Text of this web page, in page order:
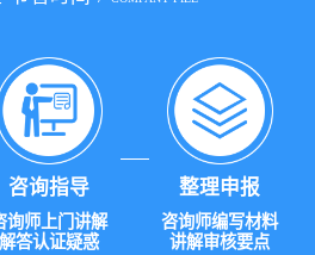
咨询指导
询师上门讲解
解答认证疑惑
整理申报
咨询师编写材料
讲解审核要点